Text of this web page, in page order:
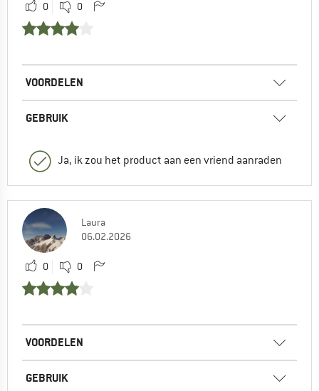
0 0
VOORDELEN
GEBRUIK
Ja, ik zou het product aan een vriend aanraden
Laura
06.02.2026
0 0
VOORDELEN
GEBRUIK